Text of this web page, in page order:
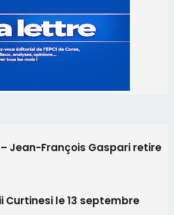
– Jean-François Gaspari retire
Curtinesi le 13 septembre
des producteurs à Cruculi le
A Nuciola organise une
étoiles